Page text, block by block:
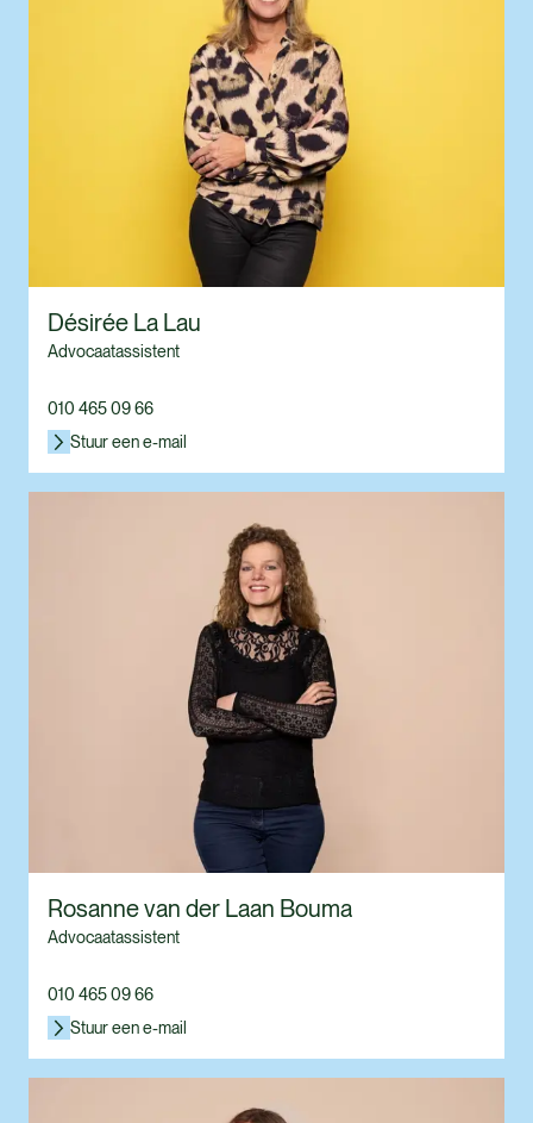
Désirée La Lau
Advocaatassistent
010 465 09 66
Stuur een e-mail
Rosanne van der Laan Bouma
Advocaatassistent
010 465 09 66
Stuur een e-mail